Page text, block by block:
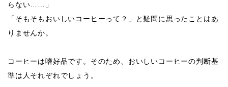
らない……」
「そもそもおいしいコーヒーって？」と疑問に思ったことはあ
りませんか。
コーヒーは嗜好品です。そのため、おいしいコーヒーの判断基
準は人それぞれでしょう。